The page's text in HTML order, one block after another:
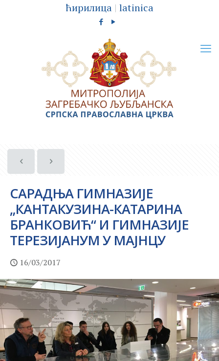
ћирилица | latinica
САРАДЊА ГИМНАЗИЈЕ
„КАНТАКУЗИНА-КАТАРИНА
БРАНКОВИЋ“ И ГИМНАЗИЈЕ
ТЕРЕЗИЈАНУМ У МАЈНЦУ
16/03/2017